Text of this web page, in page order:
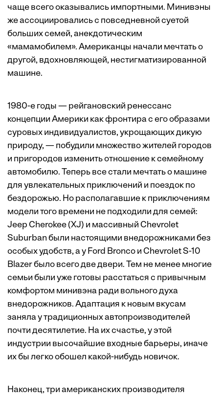
чаще всего оказывались импортными. Минивэны
же ассоциировались с повседневной суетой
больших семей, анекдотическим
«мамамобилем». Американцы начали мечтать о
другой, вдохновляющей, нестигматизированной
машине.
1980-е годы — рейгановский ренессанс
концепции Америки как фронтира с его образами
суровых индивидуалистов, укрощающих дикую
природу, — побудили множество жителей городов
и пригородов изменить отношение к семейному
автомобилю. Теперь все стали мечтать о машине
для увлекательных приключений и поездок по
бездорожью. Но располагавшие к приключениям
модели того времени не подходили для семей:
Jeep Cherokee (XJ) и массивный Chevrolet
Suburban были настоящими внедорожниками без
особых удобств, а у Ford Bronco и Chevrolet S-10
Blazer было всего две двери. Тем не менее многие
семьи были уже готовы расстаться с привычным
комфортом минивэна ради вольного духа
внедорожников. Адаптация к новым вкусам
заняла у традиционных автопроизводителей
почти десятилетие. На их счастье, у этой
индустрии высочайшие входные барьеры, иначе
их бы легко обошел какой-нибудь новичок.
Наконец, три американских производителя